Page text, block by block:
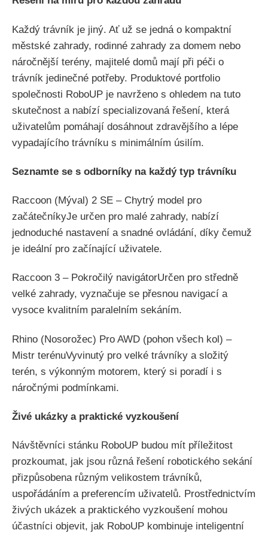
Každý trávník je jiný. Ať už se jedná o kompaktní
městské zahrady, rodinné zahrady za domem nebo
náročnější terény, majitelé domů mají při péči o
trávník jedinečné potřeby. Produktové portfolio
společnosti RoboUP je navrženo s ohledem na tuto
skutečnost a nabízí specializovaná řešení, která
uživatelům pomáhají dosáhnout zdravějšího a lépe
vypadajícího trávníku s minimálním úsilím.
Seznamte se s odborníky na každý typ trávníku
Raccoon (Mýval) 2 SE – Chytrý model pro
začátečníkyJe určen pro malé zahrady, nabízí
jednoduché nastavení a snadné ovládání, díky čemuž
je ideální pro začínající uživatele.
Raccoon 3 – Pokročilý navigátorUrčen pro středně
velké zahrady, vyznačuje se přesnou navigací a
vysoce kvalitním paralelním sekáním.
Rhino (Nosorožec) Pro AWD (pohon všech kol) –
Mistr terénuVyvinutý pro velké trávníky a složitý
terén, s výkonným motorem, který si poradí i s
náročnými podmínkami.
Živé ukázky a praktické vyzkoušení
Návštěvníci stánku RoboUP budou mít příležitost
prozkoumat, jak jsou různá řešení robotického sekání
přizpůsobena různým velikostem trávníků,
uspořádáním a preferencím uživatelů. Prostřednictvím
živých ukázek a praktického vyzkoušení mohou
účastníci objevit, jak RoboUP kombinuje inteligentní